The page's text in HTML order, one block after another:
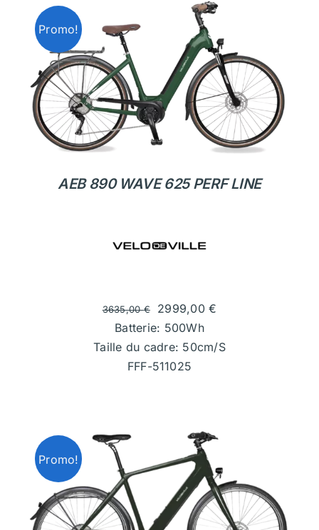
Promo!
AEB 890 WAVE 625 PERF LINE
3635,00€ 2999,00€
Batterie: 500Wh
Taille du cadre: 50cm/S
FFF-511025
Promo!